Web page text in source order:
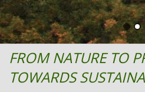
FROM NATURE TO
TOWARDS